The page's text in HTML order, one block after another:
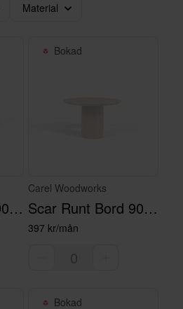
uttryck som fängslar dina
Material
Runt Bord Scar 90 Svart
Bokad
Carel Woodworks
Scar Runt Bord 90 Natur
397 kr/mån
Bokad